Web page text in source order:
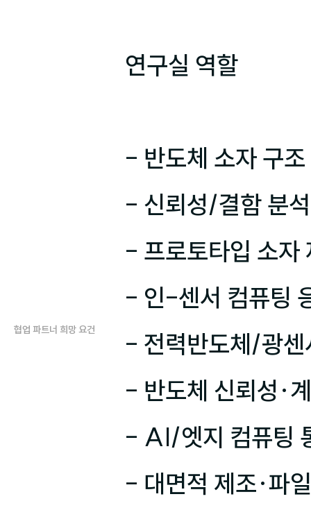
연구실 역할
- 반도체 소자 구
- 신뢰성/결함 분
- 프로토타입 소자
- 인-센서 컴퓨팅
협업 파트너 희망 요건
- 전력반도체/광
- 반도체 신뢰성·
- AI/엣지 컴퓨팅
- 대면적 제조·파